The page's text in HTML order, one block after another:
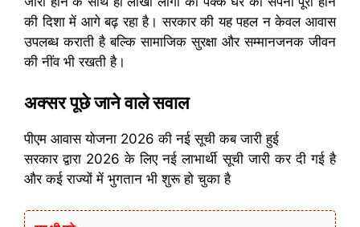
की दिशा में आगे बढ़ रहा है। सरकार की यह पहल न केवल आवास
उपलब्ध कराती है बल्कि सामाजिक सुरक्षा और सम्मानजनक जीवन
की नींव भी रखती है।
अक्सर पूछे जाने वाले सवाल
पीएम आवास योजना 2026 की नई सूची कब जारी हुई
सरकार द्वारा 2026 के लिए नई लाभार्थी सूची जारी कर दी गई है
और कई राज्यों में भुगतान भी शुरू हो चुका है